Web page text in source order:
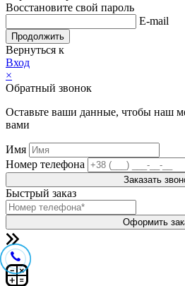
Восстановите свой пароль
E-mail
Продолжить
Вернуться к
Вход
×
Обратный звонок
Оставьте ваши данные, чтобы наш
вами
Имя
Номер телефона
Заказать
Быстрый заказ
Оформить